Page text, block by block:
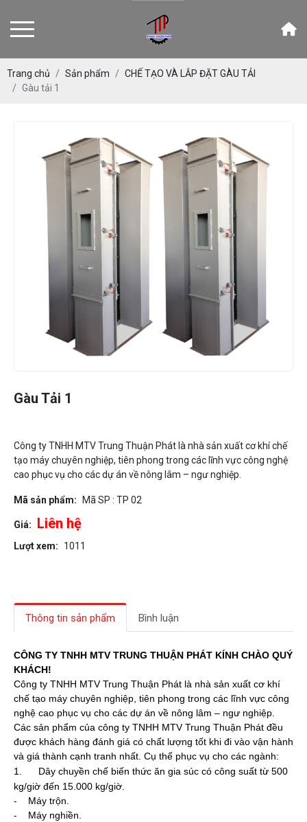
Trang chủ Sản phẩm
CHẾ TẠO VÀ LẮP ĐẶT GÀU TẢI
Gàu tải 1
Gàu Tải 1
Công ty TNHH MTV Trung Thuận Phát là nhà sản xuất cơ khí chế
tạo máy chuyên nghiệp, tiên phong trong các lĩnh vực công nghệ
cao phục vụ cho các dự án về nông lâm – ngư nghiệp.
Mã sản phẩm: Mã SP : TP 02
Giá: Liên hệ
Lượt xem: 1011
Thông tin sản phẩm Bình luận
CÔNG TY TNHH MTV TRUNG THUẬN PHÁT KÍNH CHÀO QUÝ
KHÁCH!
Công ty TNHH MTV Trung Thuận Phát là nhà sản xuất cơ khí
chế tạo máy chuyên nghiệp, tiên phong trong các lĩnh vực công
nghệ cao phục vụ cho các dự án về nông lâm – ngư nghiệp.
Các sản phẩm của công ty TNHH MTV Trung Thuận Phát đều
được khách hàng đánh giá có chất lượng tốt khi đi vào vận hành
và giá thành cạnh tranh nhất. Cụ thể phục vụ cho các ngành:
1. Dây chuyền chế biến thức ăn gia súc có công suất từ 500
kg/giờ đến 15.000 kg/giờ.
- Máy trộn.
- Máy nghiền.